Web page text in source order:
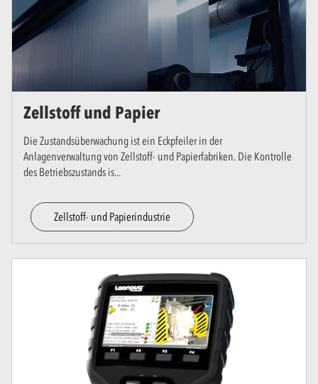
Zellstoff und Papier
Die Zustandsüberwachung ist ein Eckpfeiler in der
Anlagenverwaltung von Zellstoff- und Papierfabriken. Die Kontrolle
des Betriebszustands is...
Zellstoff- und Papierindustrie